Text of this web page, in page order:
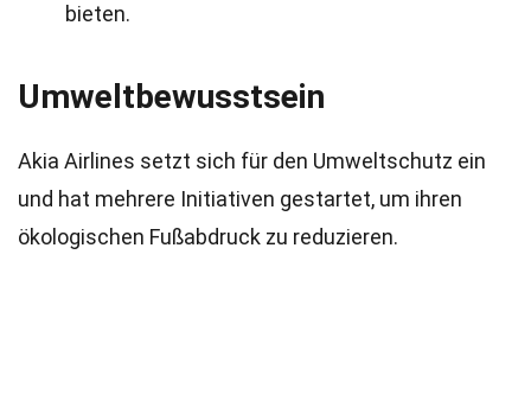
bieten.
Umweltbewusstsein
Akia Airlines setzt sich für den Umweltschutz ein
und hat mehrere Initiativen gestartet, um ihren
ökologischen Fußabdruck zu reduzieren.